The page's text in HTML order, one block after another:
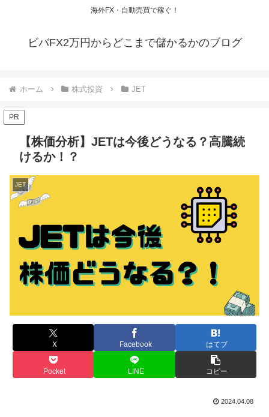
海外FX・自動売買で稼ぐ！
ビバFX2万円からどこまで儲かるかのブログ
ホーム 株式投資 JET
PR
【株価分析】JETは今後どうなる？高騰続
けるか！？
JET
X Facebook はてブ
Pocket LINE コピー
2024.04.08